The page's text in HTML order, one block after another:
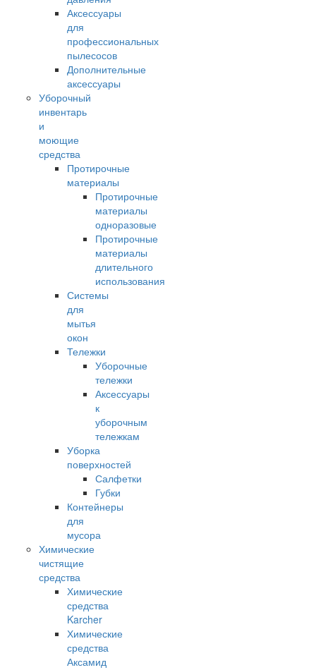
Аксессуары
для
профессиональных
пылесосов
Дополнительные
аксессуары
Уборочный
инвентарь
и
моющие
средства
Протирочные
материалы
Протирочные
материалы
одноразовые
Протирочные
материалы
длительного
использования
Системы
для
мытья
окон
Тележки
Уборочные
тележки
Аксессуары
к
уборочным
тележкам
Уборка
поверхностей
Салфетки
Губки
Контейнеры
для
мусора
Химические
чистящие
средства
Химические
средства
Karcher
Химические
средства
Аксамид